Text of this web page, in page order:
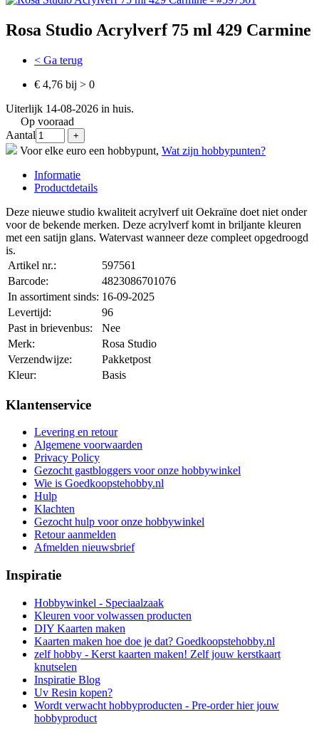
Rosa Studio Acrylverf 75 ml 429 Carmine
< Ga terug
€ 4,76 bij > 0
Uiterlijk 14-08-2026 in huis.
Op vooraad
Aantal
Voor elke euro een hobbypunt, Wat zijn hobbypunten?
Informatie
Productdetails
Deze nieuwe studio kwaliteit acrylverf uit Oekraïne doet niet onder
voor de bekende merken. Deze acrylverf komt in briljante kleuren
met een satijn glans. Watervast wanneer deze compleet opgedroogd
is.
Artikel nr.:
597561
Barcode:
4823086701076
In assortiment sinds: 16-09-2025
Levertijd:
96
Past in brievenbus:
Nee
Merk:
Rosa Studio
Verzendwijze:
Pakketpost
Kleur:
Basis
Klantenservice
Levering en retour
Algemene voorwaarden
Privacy Policy
Gezocht gastbloggers voor onze hobbywinkel
Wie is Goedkoopstehobby.nl
Hulp
Klachten
Gezocht hulp voor onze hobbywinkel
Retour aanmelden
Afmelden nieuwsbrief
Inspiratie
Hobbywinkel - Speciaalzaak
Kleuren voor volwassen producten
DIY Kaarten maken
Kaarten maken hoe doe je dat? Goedkoopstehobby.nl
zelf hobby - Kerst kaarten maken! Zelf jouw kerstkaart
knutselen
Inspiratie Blog
Uv Resin kopen?
Wordt verwacht hobbyproducten - Pre-order hier jouw
hobbyproduct